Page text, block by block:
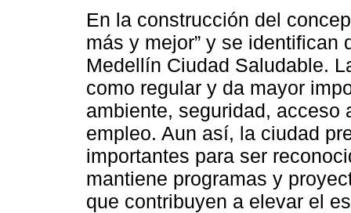
En la construcción del
más y mejor” y se
Medellín Ciudad Saludable.
como regular y da mayor
ambiente, seguridad,
empleo. Aun así, la ciudad
importantes para ser
mantiene programas y
que contribuyen a elevar el